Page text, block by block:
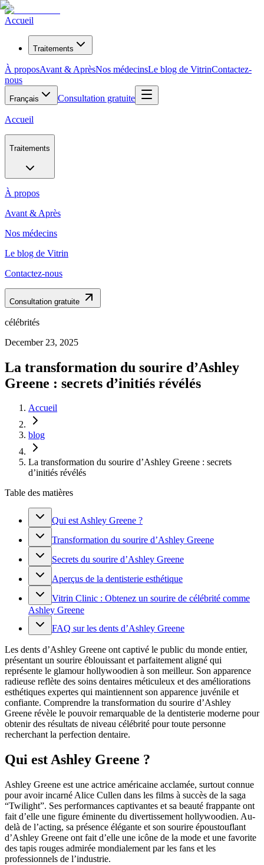
Accueil
Traitements
À proposAvant & AprèsNos médecinsLe blog de VitrinContactez-
nous
Français Consultation gratuite
Accueil
Traitements
À propos
Avant & Après
Nos médecins
Le blog de Vitrin
Contactez-nous
Consultation gratuite
célébrités
December 23, 2025
La transformation du sourire d’Ashley
Greene : secrets d’initiés révélés
Accueil
blog
La transformation du sourire d’Ashley Greene : secrets
d’initiés révélés
Table des matières
Qui est Ashley Greene ?
Transformation du sourire d’Ashley Greene
Secrets du sourire d’Ashley Greene
Aperçus de la dentisterie esthétique
Vitrin Clinic : Obtenez un sourire de célébrité comme
Ashley Greene
FAQ sur les dents d’Ashley Greene
Les dents d’Ashley Greene ont captivé le public du monde entier,
présentant un sourire éblouissant et parfaitement aligné qui
représente le glamour hollywoodien à son meilleur. Son apparence
radieuse reflète des soins dentaires méticuleux et des améliorations
esthétiques expertes qui maintiennent son apparence juvénile et
confiante. Comprendre la transformation du sourire d’Ashley
Greene révèle le pouvoir remarquable de la dentisterie moderne pour
obtenir des résultats de niveau célébrité pour toute personne
recherchant la perfection dentaire.
Qui est Ashley Greene ?
Ashley Greene est une actrice américaine acclamée, surtout connue
pour avoir incarné Alice Cullen dans les films à succès de la saga
“Twilight”. Ses performances captivantes et sa beauté frappante ont
fait d’elle une figure éminente du divertissement hollywoodien. Au-
delà de l’acting, sa présence élégante et son sourire époustouflant
d’Ashley Greene ont fait d’elle une icône de la mode et une favorite
des tapis rouges admirée mondialement par les fans et les
professionnels de l’industrie.